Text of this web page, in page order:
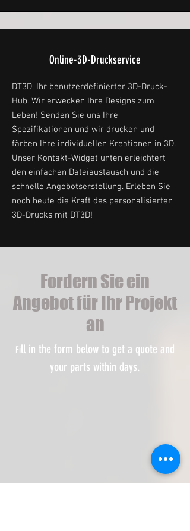
Online-3D-Druckservice
DT3D, Ihr benutzerdefinierter 3D-Druck-
Hub. Wir erwecken Ihre Designs zum
Leben! Senden Sie uns Ihre
Spezifikationen und wir drucken und
färben Ihre individuellen Kreationen in 3D.
Unser Kontakt-Widget unten erleichtert
den einfachen Dateiaustausch und die
schnelle Angebotserstellung. Erleben Sie
noch heute die Kraft des personalisierten
3D-Drucks mit DT3D!
Fordern Sie ein
Angebot für Ihr Projekt
an
Fill in the form below to get a quote and
your parts within days.